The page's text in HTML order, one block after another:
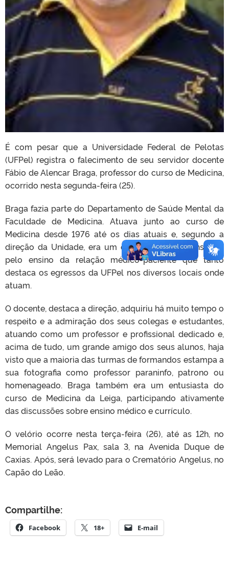
É com pesar que a Universidade Federal de Pelotas
(UFPel) registra o falecimento de seu servidor docente
Fábio de Alencar Braga, professor do curso de Medicina,
ocorrido nesta segunda-feira (25).
Braga fazia parte do Departamento de Saúde Mental da
Faculdade de Medicina. Atuava junto ao curso de
Medicina desde 1976 até os dias atuais e, segundo a
direção da Unidade, era um dos grandes responsáveis
pelo ensino da relação médico-paciente que tanto
destaca os egressos da UFPel nos diversos locais onde
atuam.
O docente, destaca a direção, adquiriu há muito tempo o
respeito e a admiração dos seus colegas e estudantes,
atuando como um professor e profissional dedicado e,
acima de tudo, um grande amigo dos seus alunos, haja
visto que a maioria das turmas de formandos estampa a
sua fotografia como professor paraninfo, patrono ou
homenageado. Braga também era um entusiasta do
curso de Medicina da Leiga, participando ativamente
das discussões sobre ensino médico e currículo.
O velório ocorre nesta terça-feira (26), até as 12h, no
Memorial Angelus Pax, sala 3, na Avenida Duque de
Caxias. Após, será levado para o Crematório Angelus, no
Capão do Leão.
Compartilhe:
Facebook 18+ E-mail